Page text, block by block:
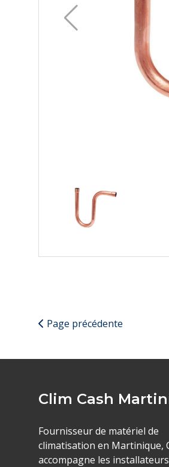
Page précédente
Clim Cash
Fournisseur de matériel de
climatisation en Martinique,
accompagne les